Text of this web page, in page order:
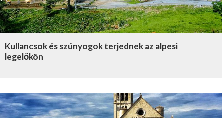
Kullancsok és szúnyogok terjednek az alpesi
legelőkön